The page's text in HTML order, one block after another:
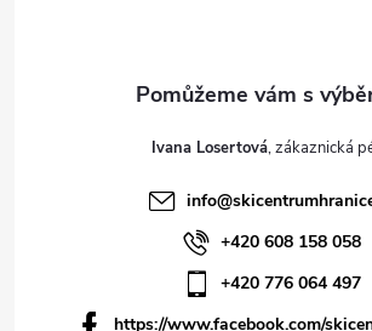
Ivana Losertová
info@
+420 608 158 058
+420 776 064 497
https://www.facebook.com/